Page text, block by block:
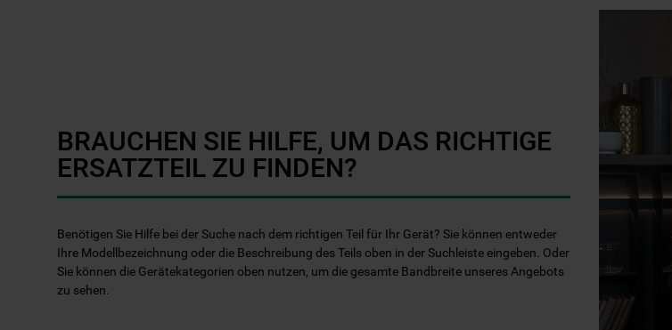
BRAUCHEN SIE HILFE, UM DAS RICHTIGE
ERSATZTEIL ZU FINDEN?
Benötigen Sie Hilfe bei der Suche nach dem richtigen Teil für Ihr Gerät? Sie können entweder
Ihre Modellbezeichnung oder die Beschreibung des Teils oben in der Suchleiste eingeben. Oder
Sie können die Gerätekategorien oben nutzen, um die gesamte Bandbreite unseres Angebots
zu sehen.